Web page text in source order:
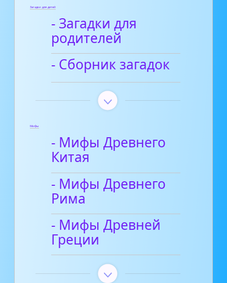
Загадки для детей
- Загадки для
родителей
- Сборник загадок
Мифы
- Мифы Древнего
Китая
- Мифы Древнего
Рима
- Мифы Древней
Греции